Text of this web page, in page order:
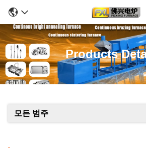
Products
모든 범주